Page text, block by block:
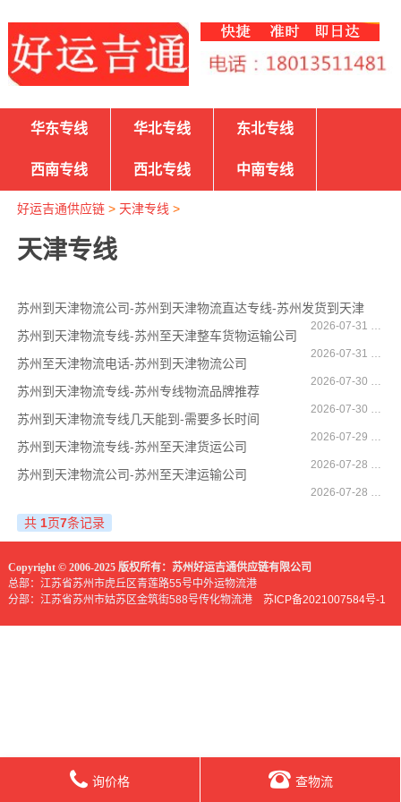
华东专线 华北专线 东北专线
西南专线 西北专线 中南专线
好运吉通供应链> 天津专线 >
天津专线
苏州到天津物流公司-苏州到天津物流直达专线-苏州发货到天津
苏州到天津物流专线-苏州至天津整车货物运输公司
苏州至天津物流电话-苏州到天津物流公司
苏州到天津物流专线-苏州专线物流品牌推荐
苏州到天津物流专线几天能到-需要多长时间
苏州到天津物流专线-苏州至天津货运公司
苏州到天津物流公司-苏州至天津运输公司
共 1页7条记录
Copyright © 2006-2025 版权所有：苏州好运吉通供应链有限公司
总部：江苏省苏州市虎丘区青莲路55号中外运物流港
分部：江苏省苏州市姑苏区金筑街588号传化物流港 苏ICP备2021007584号-1
询价格 查物流